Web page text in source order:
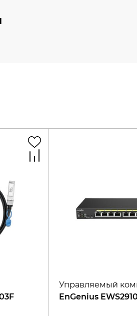
Управляемый
EnGenius